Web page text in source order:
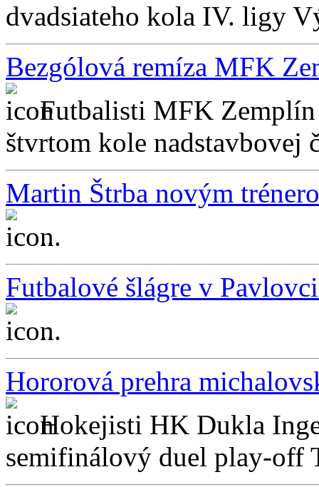
dvadsiateho kola IV. ligy
Bezgólová remíza MFK
Futbalisti MFK
štvrtom kole nadstavbovej
Martin Štrba novým
...
Futbalové šlágre v
...
Hororová prehra
Hokejisti HK Dukla
semifinálový duel play-off